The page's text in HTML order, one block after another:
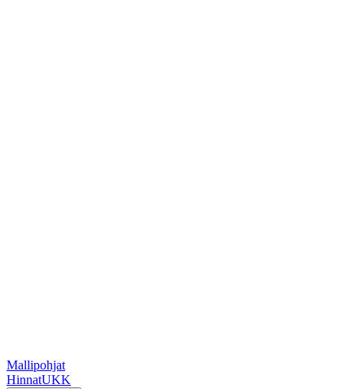
Mallipohjat
HinnatUKK